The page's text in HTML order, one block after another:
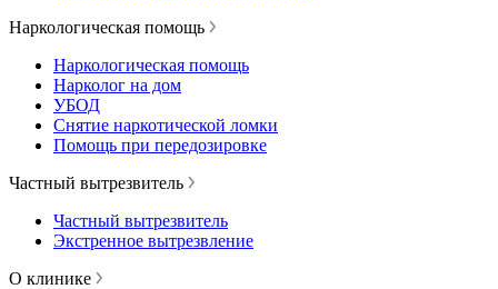
Наркологическая помощь
Наркологическая помощь
Нарколог на дом
УБОД
Снятие наркотической ломки
Помощь при передозировке
Частный вытрезвитель
Частный вытрезвитель
Экстренное вытрезвление
О клинике